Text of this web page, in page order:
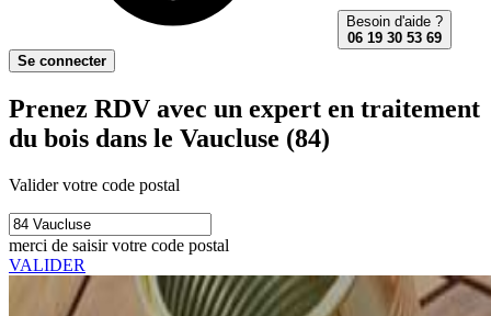
Besoin d'aide ?
06 19 30 53 69
Se connecter
Prenez RDV avec un expert en traitement
du bois dans le Vaucluse (84)
Valider votre code postal
merci de saisir votre code postal
VALIDER